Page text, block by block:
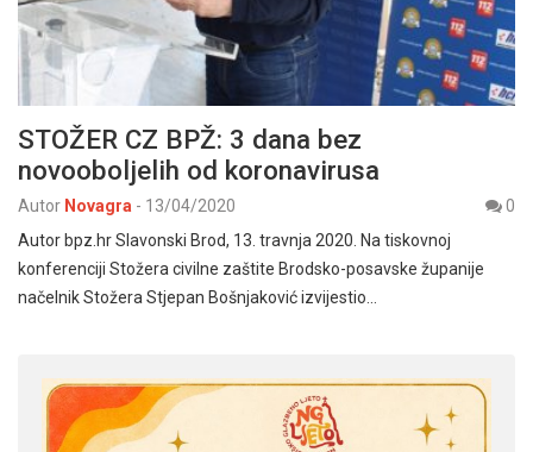
STOŽER CZ BPŽ: 3 dana bez
novooboljelih od koronavirusa
Autor Novagra - 13/04/2020
0
Autor bpz.hr Slavonski Brod, 13. travnja 2020. Na tiskovnoj
konferenciji Stožera civilne zaštite Brodsko-posavske županije
načelnik Stožera Stjepan Bošnjaković izvijestio…